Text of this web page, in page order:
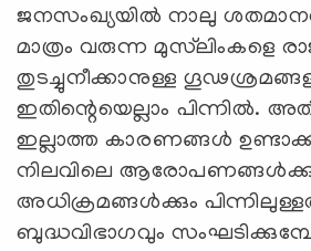
ജനസംഖ്യയില്‍ നാലു
മാത്രം വരുന്ന മുസ്‌ലിംകളെ
തുടച്ചുനീക്കാനുള്ള
ഇതിന്റെയെല്ലാം പിന്നില്‍.
ഇല്ലാത്ത കാരണങ്ങള്‍
നിലവിലെ
അധിക്രമങ്ങള്‍ക്കും
ബുദ്ധവിഭാഗവും